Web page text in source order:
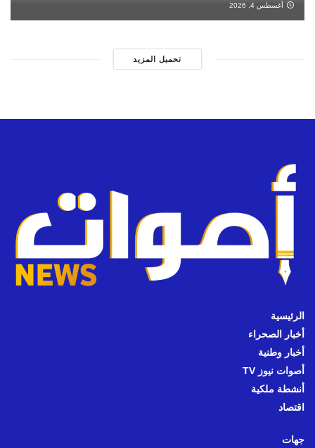
أغسطس 4, 2026
تحميل المزيد
الرئيسية
أخبار الصحراء
أخبار وطنية
أصوات نيوز TV
أنشطة ملكية
اقتصاد
جهات